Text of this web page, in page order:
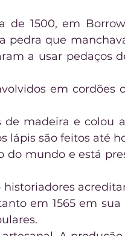
1500, em
pedra que
a usar pedaços
em cordões
de madeira e colou
lápis são feitos até
do mundo e está
historiadores
em 1565 em sua